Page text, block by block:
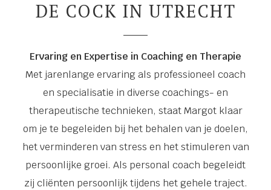
DE COCK IN UTRECHT
Ervaring en Expertise in Coaching en Therapie
Met jarenlange ervaring als professioneel coach
en specialisatie in diverse coachings- en
therapeutische technieken, staat Margot klaar
om je te begeleiden bij het behalen van je doelen,
het verminderen van stress en het stimuleren van
persoonlijke groei. Als personal coach begeleidt
zij cliënten persoonlijk tijdens het gehele traject.